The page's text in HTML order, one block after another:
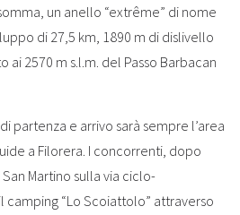
un anello “extrême” di nome
di 27,5 km, 1890 m di dislivello
2570 m s.l.m. del Passo Barbacan
partenza e arrivo sarà sempre l’area
a Filorera. I concorrenti, dopo
Martino sulla via ciclo-
“Lo Scoiattolo” attraverso